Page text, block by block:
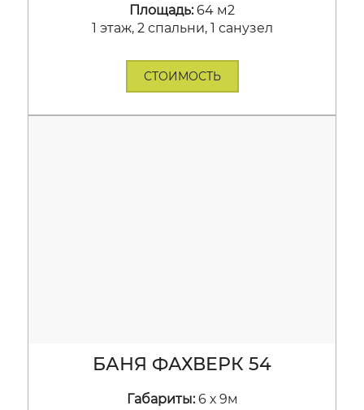
Площадь:64 м2
1 этаж, 2 спальни, 1 санузел
СТОИМОСТЬ
БАНЯ ФАХВЕРК 54
Габариты:6 х 9м